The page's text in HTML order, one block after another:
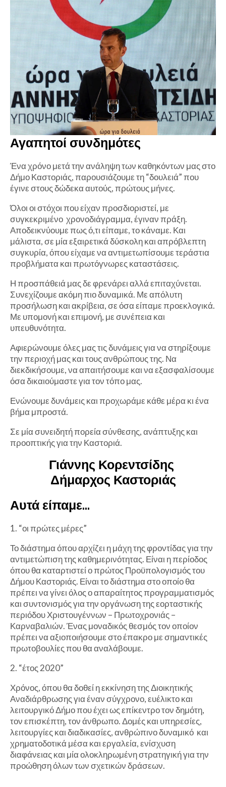
Αγαπητοί συνδημότες
Ένα χρόνο μετά την ανάληψη των καθηκόντων μας στο
Δήμο Καστοριάς, παρουσιάζουμε τη “δουλειά” που
έγινε στους δώδεκα αυτούς, πρώτους μήνες.
Όλοι οι στόχοι που είχαν προσδιοριστεί, με
συγκεκριμένο χρονοδιάγραμμα, έγιναν πράξη.
Αποδεικνύουμε πως ό,τι είπαμε, το κάναμε. Και
μάλιστα, σε μία εξαιρετικά δύσκολη και απρόβλεπτη
συγκυρία, όπου είχαμε να αντιμετωπίσουμε τεράστια
προβλήματα και πρωτόγνωρες καταστάσεις.
Η προσπάθειά μας δε φρενάρει αλλά επιταχύνεται.
Συνεχίζουμε ακόμη πιο δυναμικά. Με απόλυτη
προσήλωση και ακρίβεια, σε όσα είπαμε προεκλογικά.
Με υπομονή και επιμονή, με συνέπεια και
υπευθυνότητα.
Αφιερώνουμε όλες μας τις δυνάμεις για να στηρίξουμε
την περιοχή μας και τους ανθρώπους της. Να
διεκδικήσουμε, να απαιτήσουμε και να εξασφαλίσουμε
όσα δικαιούμαστε για τον τόπο μας.
Ενώνουμε δυνάμεις και προχωράμε κάθε μέρα κι ένα
βήμα μπροστά.
Σε μία συνειδητή πορεία σύνθεσης, ανάπτυξης και
προοπτικής για την Καστοριά.
Γιάννης Κορεντσίδης
Δήμαρχος Καστοριάς
Αυτά είπαμε…
1. “οι πρώτες μέρες”
Το διάστημα όπου αρχίζει η μάχη της φροντίδας για την
αντιμετώπιση της καθημερινότητας. Είναι η περίοδος
όπου θα καταρτιστεί ο πρώτος Προϋπολογισμός του
Δήμου Καστοριάς. Είναι το διάστημα στο οποίο θα
πρέπει να γίνει όλος ο απαραίτητος προγραμματισμός
και συντονισμός για την οργάνωση της εορταστικής
περιόδου Χριστουγέννων – Πρωτοχρονιάς –
Καρναβαλιών. Ένας μοναδικός θεσμός τον οποίον
πρέπει να αξιοποιήσουμε στο έπακρο με σημαντικές
πρωτοβουλίες που θα αναλάβουμε.
2. “έτος 2020”
Χρόνος, όπου θα δοθεί η εκκίνηση της Διοικητικής
Αναδιάρθρωσης για έναν σύγχρονο, ευέλικτο και
λειτουργικό Δήμο που έχει ως επίκεντρο τον δημότη,
τον επισκέπτη, τον άνθρωπο. Δομές και υπηρεσίες,
λειτουργίες και διαδικασίες, ανθρώπινο δυναμικό και
χρηματοδοτικά μέσα και εργαλεία, ενίσχυση
διαφάνειας και μία ολοκληρωμένη στρατηγική για την
προώθηση όλων των σχετικών δράσεων.